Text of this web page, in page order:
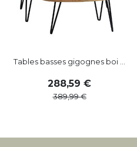
Tables basses gigognes boi ...
288,59
389,99